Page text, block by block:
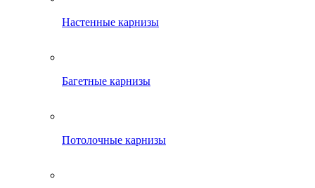
Настенные карнизы
Багетные карнизы
Потолочные карнизы